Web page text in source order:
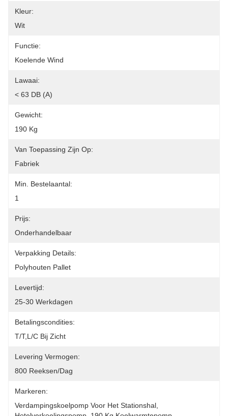
Kleur:
Wit
Functie:
Koelende Wind
Lawaai:
< 63 DB (A)
Gewicht:
190 Kg
Van Toepassing Zijn Op:
Fabriek
Min. Bestelaantal:
1
Prijs:
Onderhandelbaar
Verpakking Details:
Polyhouten Pallet
Levertijd:
25-30 Werkdagen
Betalingscondities:
T/T,L/C Bij Zicht
Levering Vermogen:
800 Reeksen/dag
Markeren:
Verdampingskoelpomp Voor Het Stationshal